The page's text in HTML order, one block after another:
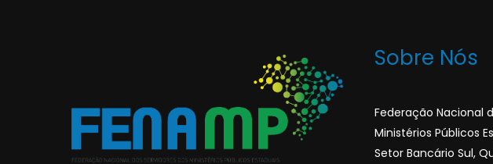
Sobre Nós
Federação Nacional
Ministérios Públicos
Setor Bancário Sul,